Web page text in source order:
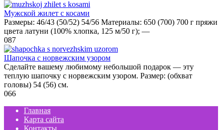
Мужской жилет с косами
Размеры: 46/43 (50/52) 54/56 Материалы: 650 (700) 700 г пряжи
цвета латуни (100% хлопка, 125 м/50 г); —
087
Шапочка с норвежским узором
Сделайте вашему любимому небольшой подарок — эту
теплую шапочку с норвежским узором. Размер: (обхват
головы) 54 (56) см.
066
Главная
Карта сайта
Контакты